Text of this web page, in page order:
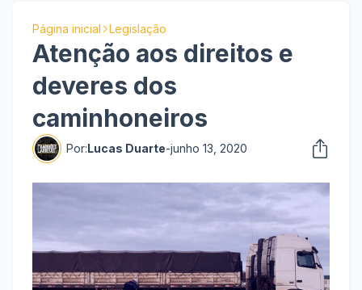
Página inicial Legislação
Atenção aos direitos e
deveres dos
caminhoneiros
Por:Lucas Duarte-junho 13, 2020